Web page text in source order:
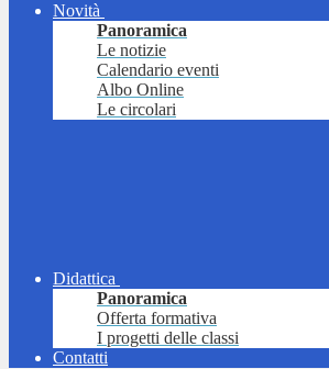
Novità
Panoramica
Le notizie
Calendario eventi
Albo Online
Le circolari
Didattica
Panoramica
Offerta formativa
I progetti delle classi
Contatti